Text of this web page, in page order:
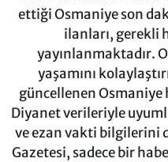
ettiği Osmaniye son
ilanları, gerekli
yayınlanmaktadır.
yaşamını
güncellenen
Diyanet verileriyle
ve ezan vakti bilgilerini
Gazetesi, sadece bir